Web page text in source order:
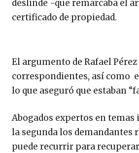
deslinde -que remarcaba el
certificado de propiedad.
El argumento de Rafael
correspondientes, así como
lo que aseguró que estaban
Abogados expertos en
la segunda los demandantes
puede recurrir para